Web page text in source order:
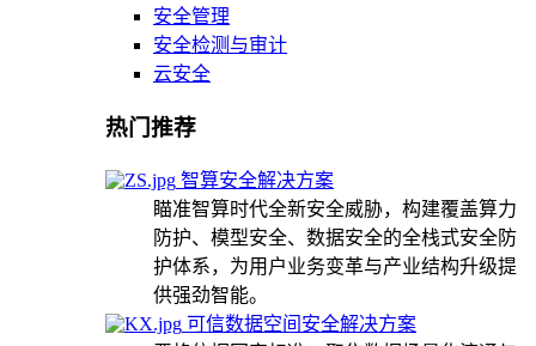
安全管理
安全检测与审计
云安全
热门推荐
智算安全解决方案
瞄准智算时代全新安全威胁，构建覆盖算力
防护、模型安全、数据安全的全栈式安全防
护体系，为用户业务变革与产业结构升级提
供强劲智能。
可信数据空间安全解决方案